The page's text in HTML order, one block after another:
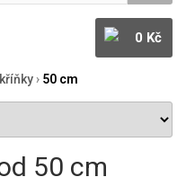
0 Kč
› 50 cm
50 cm